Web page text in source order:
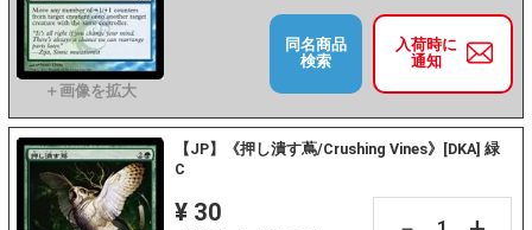
入荷時に
通知
同名商品
検索
【JP】《押し潰す蔦/Crushing Vines》[DKA] 緑
C
¥ 30